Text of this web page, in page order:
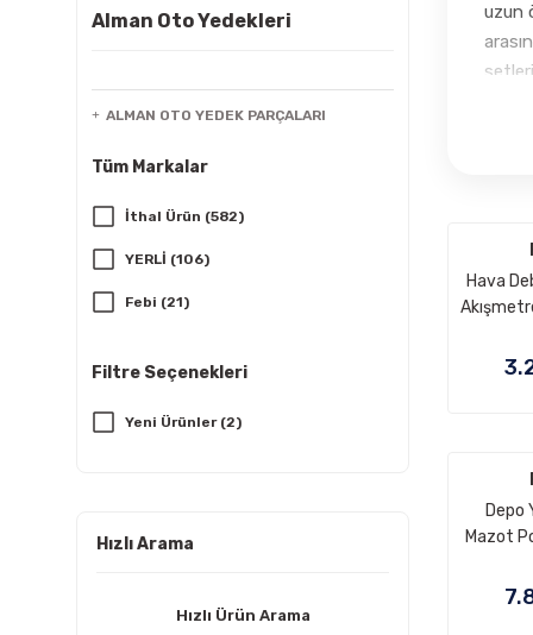
Alman Oto Yedekleri
ALMAN OTO YEDEK PARÇALARI
Tüm Markalar
İthal Ürün (582)
YERLİ (106)
Febi (21)
Lemforder (9)
Filtre Seçenekleri
Yeni Ürünler (2)
Hızlı Arama
Hızlı Ürün Arama
uzun
ve
Ürün
Hava
OM646,
Depo
Mazot